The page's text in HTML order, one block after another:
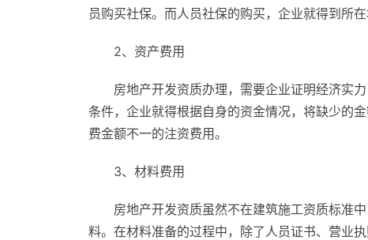
员购买社保。而人员社保的购买，企业就得到所
2、资产费用
房地产开发资质办理，需要企业证明经济实
条件，企业就得根据自身的资金情况，将缺少的
费金额不一的注资费用。
3、材料费用
房地产开发资质虽然不在建筑施工资质标准
料。在材料准备的过程中，除了人员证书、营业